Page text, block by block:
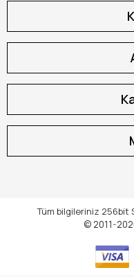
Tüm bilgileriniz 256bit
© 2011-